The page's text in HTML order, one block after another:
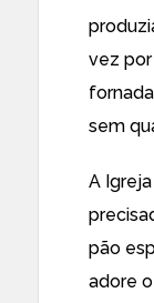
vez
sem
A
pão
adore